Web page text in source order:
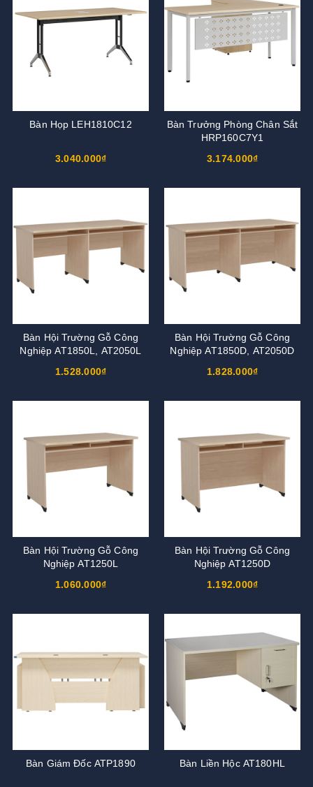
Bàn Họp LEH1810C12
3.040.000₫
Bàn Trưởng Phòng Chân Sắt
HRP160C7Y1
3.174.000₫
Bàn Hội Trường Gỗ Công
Nghiệp AT1850L, AT2050L
1.528.000₫
Bàn Hội Trường Gỗ Công
Nghiệp AT1850D, AT2050D
1.828.000₫
Bàn Hội Trường Gỗ Công
Nghiệp AT1250L
1.060.000₫
Bàn Hội Trường Gỗ Công
Nghiệp AT1250D
1.192.000₫
Bàn Giám Đốc ATP1890 Bàn Liền Hộc AT180HL